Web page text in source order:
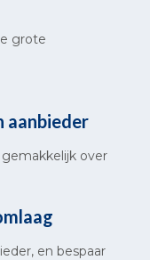
grote
aanbieder
over
en bespaar